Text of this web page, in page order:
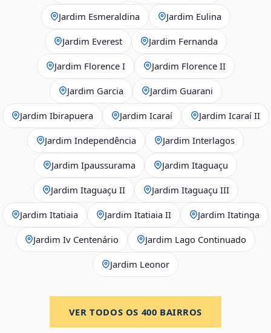
Jardim Esmeraldina Jardim Eulina
Jardim Everest Jardim Fernanda
Jardim Florence I Jardim Florence II
Jardim Garcia Jardim Guarani
Jardim Ibirapuera Jardim Icaraí Jardim Icaraí II
Jardim Independência Jardim Interlagos
Jardim Ipaussurama Jardim Itaguaçu
Jardim Itaguaçu II Jardim Itaguaçu III
Jardim Itatiaia Jardim Itatiaia II Jardim Itatinga
Jardim Iv Centenário Jardim Lago Continuado
Jardim Leonor
VER TODOS OS 400 BAIRROS